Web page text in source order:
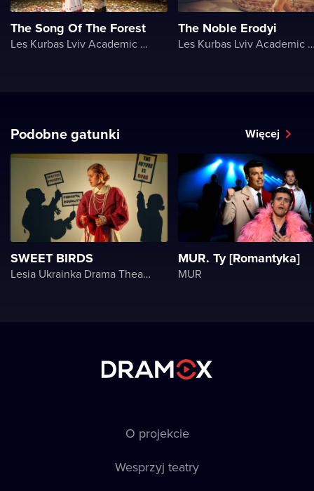
The Song Of The Forest
Les Kurbas Lviv Academic Youth Theater
The Noble Erodyi
Les Kurbas Lviv
Podobne gatunki Więcej
SWEET BIRDS
Lesia Ukrainka Drama Theater
MUR. Ty [Romantyka]
MUR
O projekcie
Wesprzyj teatry